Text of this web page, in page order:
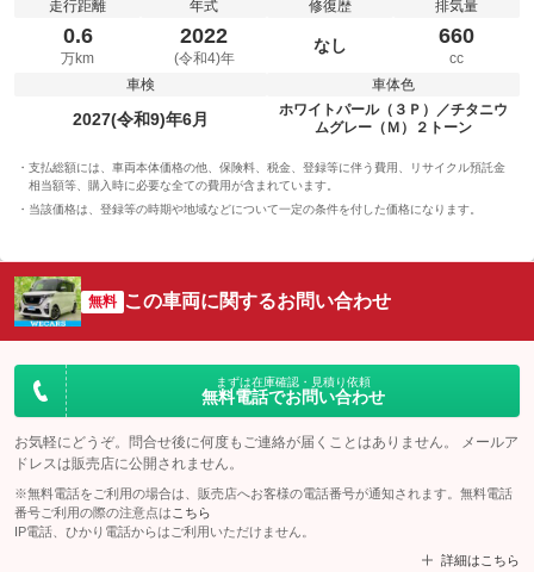
走行距離
0.6
万km
年式
2022
(令和4)年
修復歴
なし
排気量
660
cc
車検
2027(令和9)年6月
車体色
ホワイトパール（３Ｐ）／チタニウ
ムグレー（Ｍ）２トーン
支払総額には、車両本体価格の他、保険料、税金、登録等に伴う費用、リサイクル預託金
相当額等、購入時に必要な全ての費用が含まれています。
当該価格は、登録等の時期や地域などについて一定の条件を付した価格になります。
無料 この車両に関するお問い合わせ
まずは在庫確認・見積り依頼
無料電話でお問い合わせ
お気軽にどうぞ。問合せ後に何度もご連絡が届くことはありません。 メールア
ドレスは販売店に公開されません。
※無料電話をご利用の場合は、販売店へお客様の電話番号が通知されます。無料電話
番号ご利用の際の注意点は こちら
IP電話、ひかり電話からはご利用いただけません。
詳細はこちら